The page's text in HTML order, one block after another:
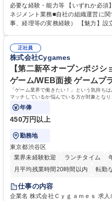
募集いたします。 ■総務・庶務業務：外部委託先（外注先）や契約書の管
理、総務部門での管理業務、会計管
※親会社である農林中央金庫から受
関する各種業務（経営企画、総務、人事、経理等）
合職】農林中央金庫のバックオフィ
必要な経験・能力等 【いずれか必
ネジメント業務■自社の組織運営に
事、経理等の実務経験） 【魅力】設立約70年の強固な基盤と、人を育て
す。 また、業務がしっかりと基準化
く馴染みやすい和やかな社風です。
ーなどの資格取得に向けた費用負担
きる環境です。 学歴・資格 学歴：大学院 大学 高専 短大 語学力： 資格：
日商簿記検定2級
正社員
株式会社Cygames
【第二新卒オープンポジ
ゲーム/WEB面接 ゲームプ
「ゲーム業界で働きたい！」という気持ち
マッチしているか悩んでいる方が対象となり
年俸
450万円以上
勤務地
東京都渋谷区
業界未経験歓迎
ランチタイム
月平均残業時間20時間以内
転勤
住宅手当あり
交通費支給
土日祝休み 服装自
仕事の内容
企業名 株式会社Ｃｙｇａｍｅｓ 求人名 【第二新卒オープンポジション】